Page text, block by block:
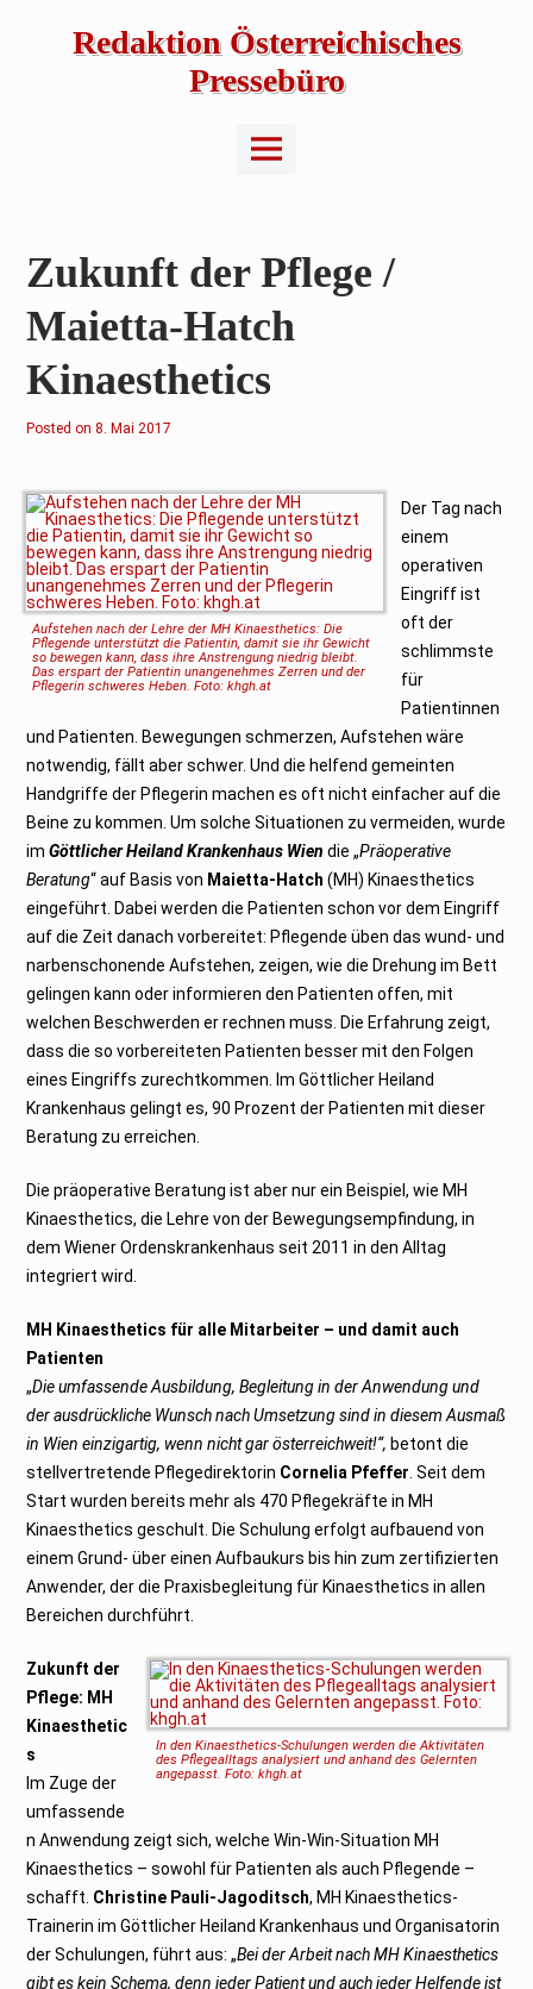
Redaktion Österreichisches
Pressebüro
Main
Menu
Zukunft der Pflege /
Maietta-Hatch
Kinaesthetics
Posted on 8
i
2
0
1
7
8. Mai 2017
Aufstehen nach der Lehre der MH Kinaesthetics: Die
Pflegende unterstützt diePatientin, damit sie ihr Gewicht
so bewegen kann, dass ihre Anstrengungniedrig bleibt.
Das erspart der Patientin unangenehmes Zerren und der
Pflegerin schweres Heben. Foto: khgh.at
Der Tag nach
einem
operativen
Eingriff ist
oft der
schlimmste
für
Patientinnen
und Patienten. Bewegungen schmerzen, Aufstehen wäre
notwendig, fällt aber schwer. Und die helfend gemeinten
Handgriffe der Pflegerin machen es oft nicht einfacher auf die
Beine zu kommen. Um solche Situationen zu vermeiden, wurde
imGöttlicher Heiland Krankenhaus Wien die „Präoperative
Beratung“ auf Basis von Maietta-Hatch (MH) Kinaesthetics
eingeführt. Dabei werden die Patienten schon vor dem Eingriff
auf die Zeit danach vorbereitet: Pflegende üben das wund- und
narbenschonende Aufstehen, zeigen, wie die Drehung im Bett
gelingen kann oder informieren den Patienten offen, mit
welchen Beschwerden er rechnen muss. Die Erfahrung zeigt,
dass die so vorbereiteten Patienten besser mit den Folgen
eines Eingriffs zurechtkommen. Im Göttlicher Heiland
Krankenhaus gelingt es, 90 Prozent der Patienten mit dieser
Beratung zu erreichen.
Die präoperative Beratung ist aber nur ein Beispiel, wie MH
Kinaesthetics, die Lehre von der Bewegungsempfindung, in
dem Wiener Ordenskrankenhaus seit 2011 in den Alltag
integriert wird.
MH Kinaesthetics für alle Mitarbeiter – und damit auch
Patienten
„Die umfassende Ausbildung, Begleitung in der Anwendung und
der ausdrückliche Wunsch nach Umsetzung sind in diesem Ausmaß
in Wien einzigartig, wenn nicht gar österreichweit!“, betont die
stellvertretende Pflegedirektorin Cornelia Pfeffer . Seit dem
Start wurden bereits mehr als 470 Pflegekräfte in MH
Kinaesthetics geschult. Die Schulung erfolgt aufbauend von
einem Grund- über einen Aufbaukurs bis hin zum zertifizierten
Anwender, der die Praxisbegleitung für Kinaesthetics in allen
Bereichen durchführt.
In den Kinaesthetics-Schulungen werden die Aktivitäten
des Pflegealltags analysiert und anhand des Gelernten
angepasst. Foto: khgh.at
Zukunft der
Pflege: MH
Kinaesthetic
s
Im Zuge der
umfassende
n Anwendung zeigt sich, welche Win-Win-Situation MH
Kinaesthetics – sowohl für Patienten als auch Pflegende –
schafft. Christine Pauli-Jagoditsch, MH Kinaesthetics-
Trainerin im Göttlicher Heiland Krankenhaus und Organisatorin
der Schulungen, führt aus: „Bei der Arbeit nach MH Kinaesthetics
gibt es kein Schema, denn jeder Patient und auch jeder Helfende ist